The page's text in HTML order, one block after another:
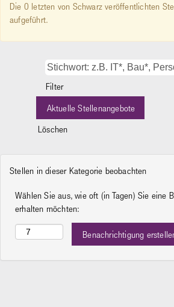
Die 0 letzten von Schwarz veröffentlichten
aufgeführt.
Filter
Löschen
Stellen in dieser Kategorie beobachten
Wählen Sie aus, wie oft (in Tagen) Sie eine
erhalten möchten: